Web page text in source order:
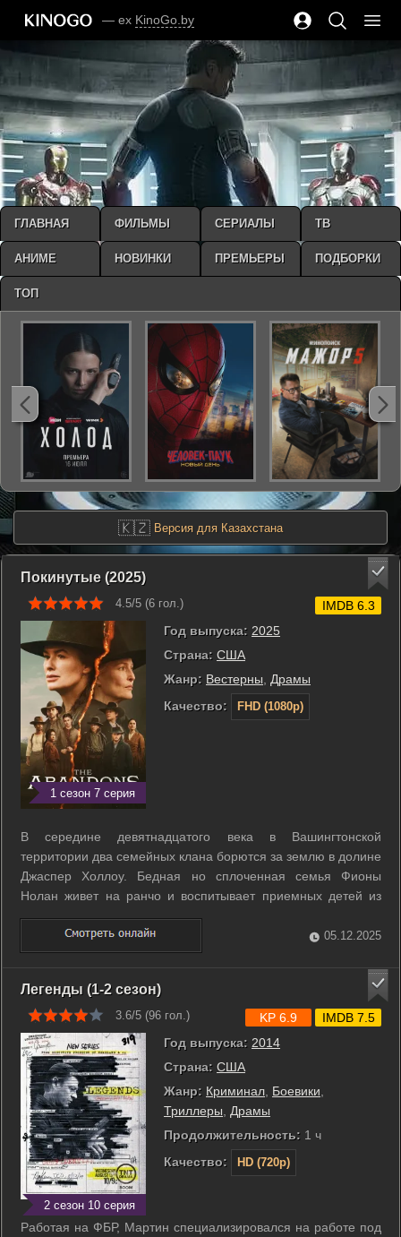
— ex KinoGo.by
🇰🇿 Версия для Казахстана
Покинутые (2025)
4.5/5 (6 гол.)
1 сезон 7 серия
Год выпуска: 2025
Страна: США
Жанр: Вестерны
Драмы
Качество:
FHD (1080p)
IMDB 6.3
В середине девятнадцатого века в Вашингтонской
территории два семейных клана борются за землю в долине
Джаспер Холлоу. Бедная но сплоченная семья Фионы
Нолан живет на ранчо и воспитывает приемных детей из
числа сирот и изгнанников. Богатая вдова Констанс Ван
Несс управляет горным промыслом и стремится получить
участок где под землей лежит серебро. ...
05.12.2025
Легенды (1-2 сезон)
3.6/5 (96 гол.)
2 сезон 10 серия
Год выпуска: 2014
Страна: США
Жанр: Криминал Боевики
Триллеры
Драмы
Продолжительность: 1 ч
Качество:
HD (720p)
KP 6.9 IMDB 7.5
Работая на ФБР, Мартин специализировался на работе под
ГЛАВНАЯ ФИЛЬМЫ СЕРИАЛЫ ТВ
АНИМЕ НОВИНКИ ПРЕМЬЕРЫ ПОДБОРКИ
ТОП